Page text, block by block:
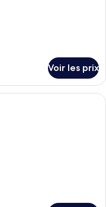
Voir les prix
forts dans les chambres,